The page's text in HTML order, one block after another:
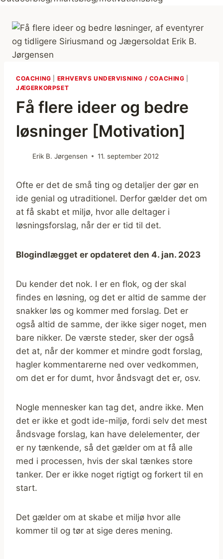
COACHING ERHVERVS UNDERVISNING / COACHING
JÆGERKORPSET
Få flere ideer og bedre
løsninger [Motivation]
Erik B. Jørgensen 11. september 2012
Ofte er det de små ting og detaljer der gør en
ide genial og utraditionel. Derfor gælder det om
at få skabt et miljø, hvor alle deltager i
løsningsforslag, når der er tid til det.
Blogindlægget er opdateret den 4. jan. 2023
Du kender det nok. I er en flok, og der skal
findes en løsning, og det er altid de samme der
snakker løs og kommer med forslag. Det er
også altid de samme, der ikke siger noget, men
bare nikker. De værste steder, sker der også
det at, når der kommer et mindre godt forslag,
hagler kommentarerne ned over vedkommen,
om det er for dumt, hvor åndsvagt det er, osv.
Nogle mennesker kan tag det, andre ikke. Men
det er ikke et godt ide-miljø, fordi selv det mest
åndsvage forslag, kan have delelementer, der
er ny tænkende, så det gælder om at få alle
med i processen, hvis der skal tænkes store
tanker. Der er ikke noget rigtigt og forkert til en
start.
Det gælder om at skabe et miljø hvor alle
kommer til og tør at sige deres mening.